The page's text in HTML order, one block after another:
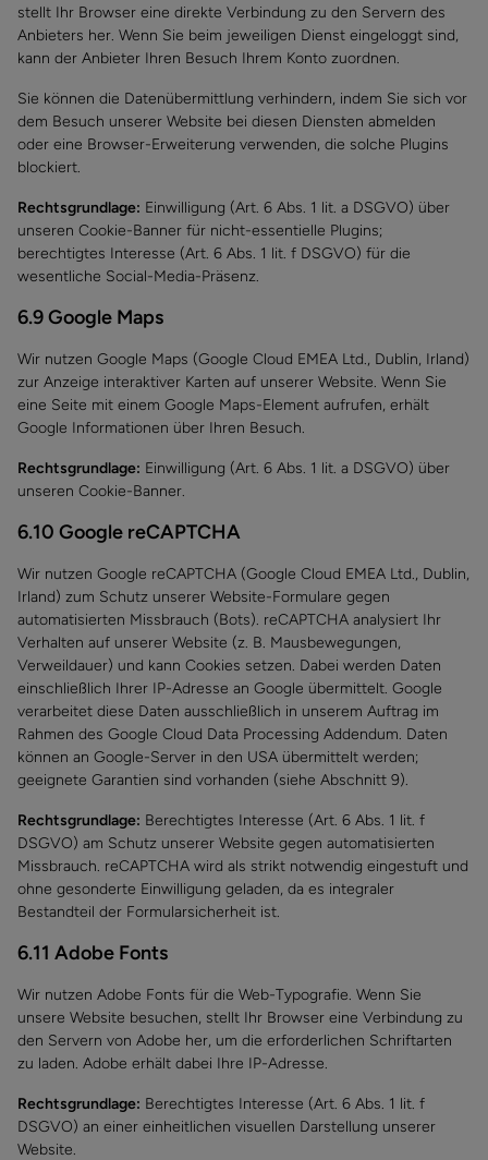
stellt Ihr Browser eine direkte Verbindung zu den Servern des
Anbieters her. Wenn Sie beim jeweiligen Dienst eingeloggt sind,
kann der Anbieter Ihren Besuch Ihrem Konto zuordnen.
Sie können die Datenübermittlung verhindern, indem Sie sich vor
dem Besuch unserer Website bei diesen Diensten abmelden
oder eine Browser-Erweiterung verwenden, die solche Plugins
blockiert.
Rechtsgrundlage: Einwilligung (Art. 6 Abs. 1 lit. a DSGVO) über
unseren Cookie-Banner für nicht-essentielle Plugins;
berechtigtes Interesse (Art. 6 Abs. 1 lit. f DSGVO) für die
wesentliche Social-Media-Präsenz.
6.9 Google Maps
Wir nutzen Google Maps (Google Cloud EMEA Ltd., Dublin, Irland)
zur Anzeige interaktiver Karten auf unserer Website. Wenn Sie
eine Seite mit einem Google Maps-Element aufrufen, erhält
Google Informationen über Ihren Besuch.
Rechtsgrundlage: Einwilligung (Art. 6 Abs. 1 lit. a DSGVO) über
unseren Cookie-Banner.
6.10 Google reCAPTCHA
Wir nutzen Google reCAPTCHA (Google Cloud EMEA Ltd., Dublin,
Irland) zum Schutz unserer Website-Formulare gegen
automatisierten Missbrauch (Bots). reCAPTCHA analysiert Ihr
Verhalten auf unserer Website (z. B. Mausbewegungen,
Verweildauer) und kann Cookies setzen. Dabei werden Daten
einschließlich Ihrer IP-Adresse an Google übermittelt. Google
verarbeitet diese Daten ausschließlich in unserem Auftrag im
Rahmen des Google Cloud Data Processing Addendum. Daten
können an Google-Server in den USA übermittelt werden;
geeignete Garantien sind vorhanden (siehe Abschnitt 9).
Rechtsgrundlage: Berechtigtes Interesse (Art. 6 Abs. 1 lit. f
DSGVO) am Schutz unserer Website gegen automatisierten
Missbrauch. reCAPTCHA wird als strikt notwendig eingestuft und
ohne gesonderte Einwilligung geladen, da es integraler
Bestandteil der Formularsicherheit ist.
6.11 Adobe Fonts
Wir nutzen Adobe Fonts für die Web-Typografie. Wenn Sie
unsere Website besuchen, stellt Ihr Browser eine Verbindung zu
den Servern von Adobe her, um die erforderlichen Schriftarten
zu laden. Adobe erhält dabei Ihre IP-Adresse.
Rechtsgrundlage: Berechtigtes Interesse (Art. 6 Abs. 1 lit. f
DSGVO) an einer einheitlichen visuellen Darstellung unserer
Website.